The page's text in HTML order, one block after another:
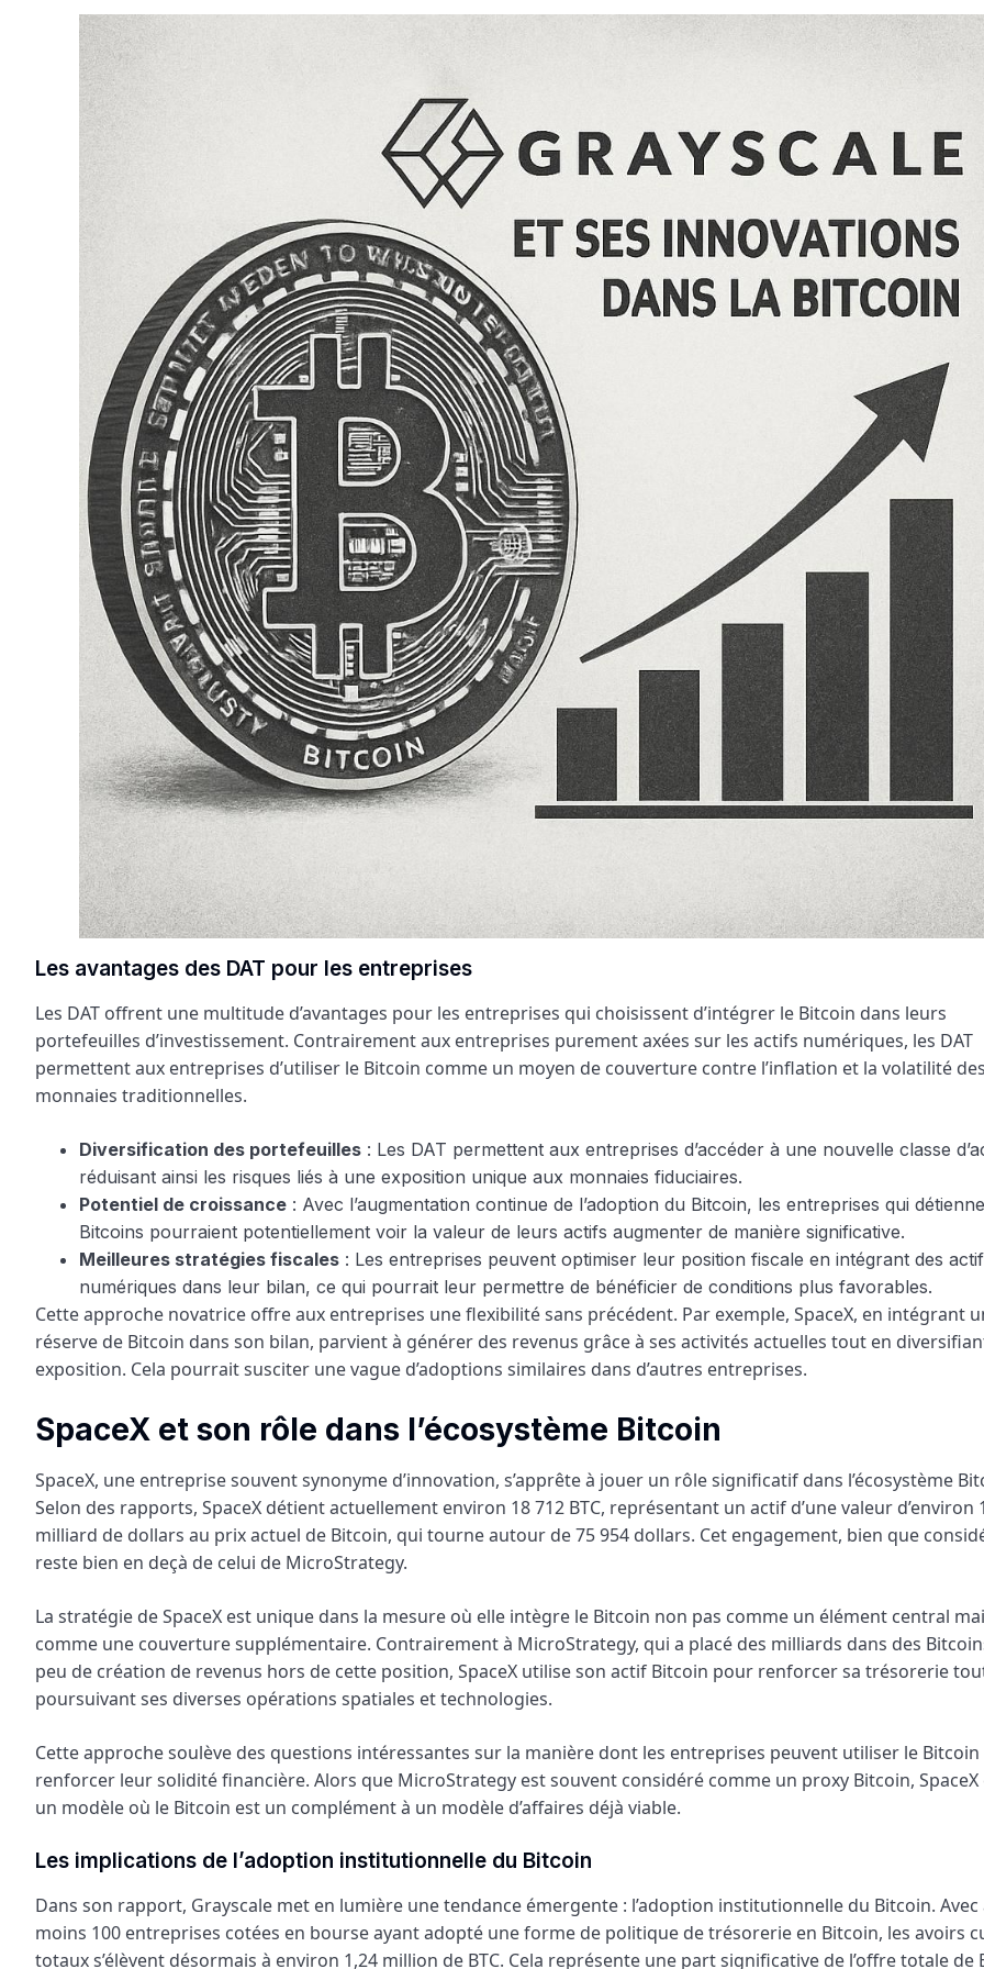
Les avantages des DAT pour les entreprises
Les DAT offrent une multitude d’avantages pour les entreprises qui choisissent d’intégrer le Bitcoin dans leurs
portefeuilles d’investissement. Contrairement aux entreprises purement axées sur les actifs numériques, les DAT
permettent aux entreprises d’utiliser le Bitcoin comme un moyen de couverture contre l’inflation et la volatilité
monnaies traditionnelles.
Diversification des portefeuilles : Les DAT permettent aux entreprises d’accéder à une nouvelle classe
réduisant ainsi les risques liés à une exposition unique aux monnaies fiduciaires.
Potentiel de croissance : Avec l’augmentation continue de l’adoption du Bitcoin, les entreprises qui
Bitcoins pourraient potentiellement voir la valeur de leurs actifs augmenter de manière significative.
Meilleures stratégies fiscales : Les entreprises peuvent optimiser leur position fiscale en intégrant des
numériques dans leur bilan, ce qui pourrait leur permettre de bénéficier de conditions plus favorables.
Cette approche novatrice offre aux entreprises une flexibilité sans précédent. Par exemple, SpaceX, en intégrant
réserve de Bitcoin dans son bilan, parvient à générer des revenus grâce à ses activités actuelles tout en
exposition. Cela pourrait susciter une vague d’adoptions similaires dans d’autres entreprises.
SpaceX et son rôle dans l’écosystème Bitcoin
SpaceX, une entreprise souvent synonyme d’innovation, s’apprête à jouer un rôle significatif dans l’écosystème
Selon des rapports, SpaceX détient actuellement environ 18 712 BTC, représentant un actif d’une valeur d’environ
milliard de dollars au prix actuel de Bitcoin, qui tourne autour de 75 954 dollars. Cet engagement, bien que
reste bien en deçà de celui de MicroStrategy.
La stratégie de SpaceX est unique dans la mesure où elle intègre le Bitcoin non pas comme un élément central
comme une couverture supplémentaire. Contrairement à MicroStrategy, qui a placé des milliards dans des
peu de création de revenus hors de cette position, SpaceX utilise son actif Bitcoin pour renforcer sa trésorerie
poursuivant ses diverses opérations spatiales et technologies.
Cette approche soulève des questions intéressantes sur la manière dont les entreprises peuvent utiliser le
renforcer leur solidité financière. Alors que MicroStrategy est souvent considéré comme un proxy Bitcoin,
un modèle où le Bitcoin est un complément à un modèle d’affaires déjà viable.
Les implications de l’adoption institutionnelle du Bitcoin
Dans son rapport, Grayscale met en lumière une tendance émergente : l’adoption institutionnelle du Bitcoin. Avec
moins 100 entreprises cotées en bourse ayant adopté une forme de politique de trésorerie en Bitcoin, les avoirs
totaux s’élèvent désormais à environ 1,24 million de BTC. Cela représente une part significative de l’offre totale de